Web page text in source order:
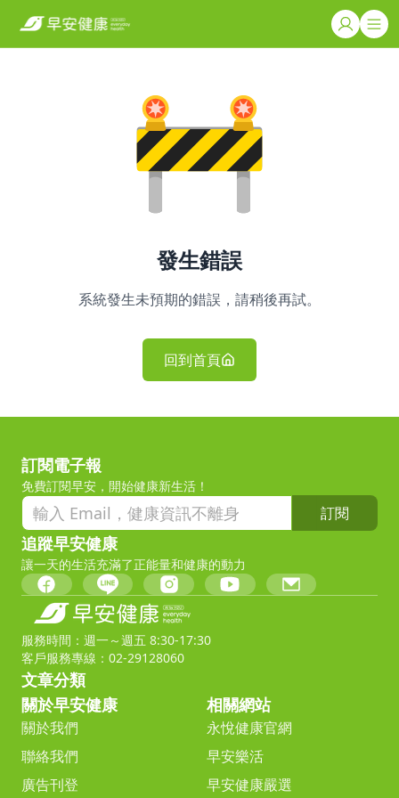
發生錯誤
系統發生未預期的錯誤，請稍後再試。
回到首頁
訂閱電子報
免費訂閱早安，開始健康新生活！
訂閱
追蹤早安健康
讓一天的生活充滿了正能量和健康的動力
服務時間：週一～週五 8:30-17:30
客戶服務專線：02-29128060
文章分類
關於早安健康
關於我們
聯絡我們
廣告刊登
相關網站
永悅健康官網
早安樂活
早安健康嚴選